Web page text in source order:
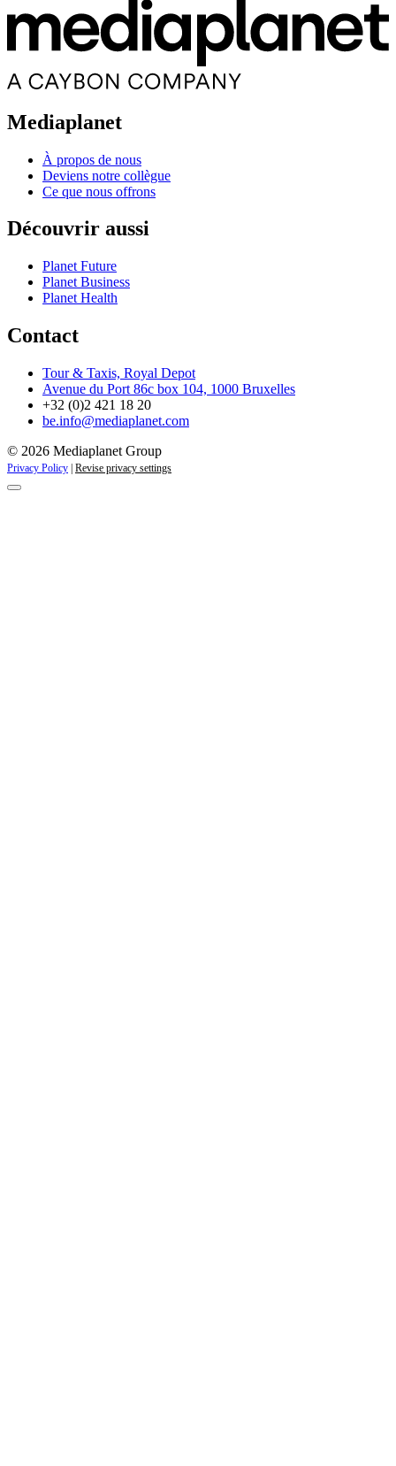
Mediaplanet
À propos de nous
Deviens notre collègue
Ce que nous offrons
Découvrir aussi
Planet Future
Planet Business
Planet Health
Contact
Tour & Taxis, Royal Depot
Avenue du Port 86c box 104, 1000 Bruxelles
+32 (0)2 421 18 20
be.info@mediaplanet.com
© 2026 Mediaplanet Group
Privacy Policy Revise privacy settings